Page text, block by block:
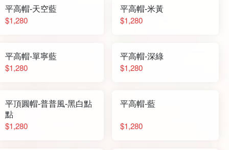
平高帽-天空藍
$1,280
平高帽-米黃
$1,280
平高帽-單寧藍
$1,280
平高帽-深綠
$1,280
平頂圓帽-普普風-黑白點
點
$1,280
平高帽-藍
$1,280